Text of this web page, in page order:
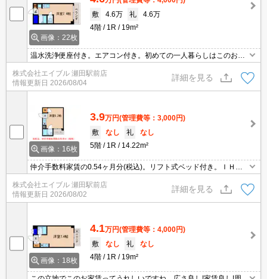
画像：22枚
敷
4.6万 礼
4.6万
4階
1R 19m²
温水洗浄便座付き。エアコン付き。初めての一人暮らしはこのお部
屋から。
株式会社エイブル 瀬田駅前店
情報更新日 2026/08/04
詳細を見る
画像：16枚
3.9万円(管理費等：3,000円)
敷
なし 礼
なし
5階
1R 14.22m²
仲介手数料家賃の0.54ヶ月分(税込)。リフト式ベッド付き。ＩＨ調
理器付き。
株式会社エイブル 瀬田駅前店
情報更新日 2026/08/02
詳細を見る
画像：18枚
4.1万円(管理費等：4,000円)
敷
なし 礼
なし
4階
1R 19m²